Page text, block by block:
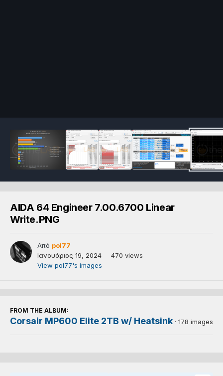
AIDA 64 Engineer 7.00.6700 Linear
Write.PNG
Από pol77
Ιανουάριος 19, 2024
470 views
View pol77's images
FROM THE ALBUM:
Corsair MP600 Elite 2TB w/ Heatsink · 178 images